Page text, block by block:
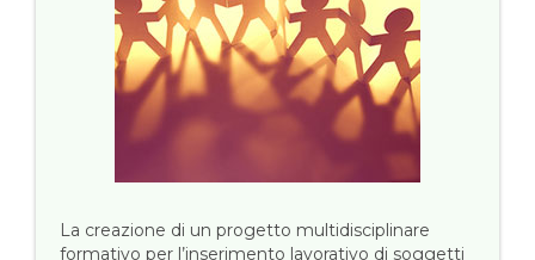
La creazione di un progetto multidisciplinare
formativo per l’inserimento lavorativo di soggetti